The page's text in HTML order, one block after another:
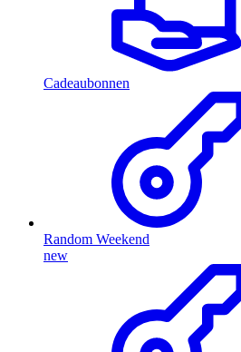
Cadeaubonnen
Random Weekend
new